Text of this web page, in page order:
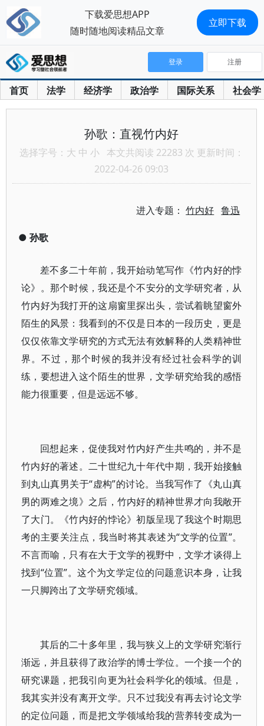
首页 法学 经济学 政治学 国际关系 社会学
登录 注册
孙歌：直视竹内好
选择字号： 大 中 小 本文共阅读 22283 次 更新时间：
2022-04-26 09:03
进入专题：竹内好 鲁迅
● 孙歌
差不多二十年前，我开始动笔写作《竹内好的悖
论》。那个时候，我还是个不安分的文学研究者，从
竹内好为我打开的这扇窗里探出头，尝试着眺望窗外
陌生的风景：我看到的不仅是日本的一段历史，更是
仅仅依靠文学研究的方式无法有效解释的人类精神世
界。不过，那个时候的我并没有经过社会科学的训
练，要想进入这个陌生的世界，文学研究给我的感悟
能力很重要，但是远远不够。
回想起来，促使我对竹内好产生共鸣的，并不是
竹内好的著述。二十世纪九十年代中期，我开始接触
到丸山真男关于“虚构”的讨论。当我写作了《丸山真
男的两难之境》之后，竹内好的精神世界才向我敞开
了大门。《竹内好的悖论》初版呈现了我这个时期思
考的主要关注点，我当时将其表述为“文学的位置”。
不言而喻，只有在大于文学的视野中，文学才谈得上
找到“位置”。这个为文学定位的问题意识本身，让我
一只脚跨出了文学研究领域。
其后的二十多年里，我与狭义上的文学研究渐行
渐远，并且获得了政治学的博士学位。一个接一个的
研究课题，把我引向更为社会科学化的领域。但是，
我其实并没有离开文学。只不过我没有再去讨论文学
的定位问题，而是把文学领域给我的营养转变成为一
下载爱思想APP
随时随地阅读精品文章
立即下载